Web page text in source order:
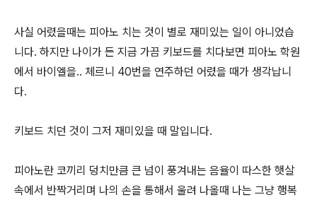
사실 어렸을때는 피아노 치는 것이 별로 재미있는 일이 아니었습
니다. 하지만 나이가 든 지금 가끔 키보드를 치다보면 피아노 학원
에서 바이엘을.. 체르니 40번을 연주하던 어렸을 때가 생각납니
다.
키보드 치던 것이 그저 재미있을 때 말입니다.
피아노란 코끼리 덩치만큼 큰 넘이 풍겨내는 음율이 따스한 햇살
속에서 반짝거리며 나의 손을 통해서 울려 나올때 나는 그냥 행복